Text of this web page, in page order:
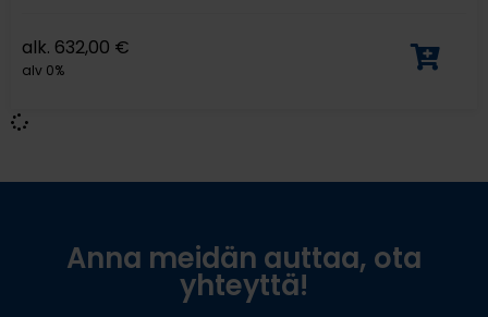
alk. 632,00 €
alv 0%
Anna meidän auttaa, ota
yhteyttä!